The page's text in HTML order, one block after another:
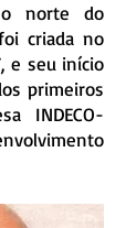
norte do
criada no
e seu início
primeiros
INDECO-